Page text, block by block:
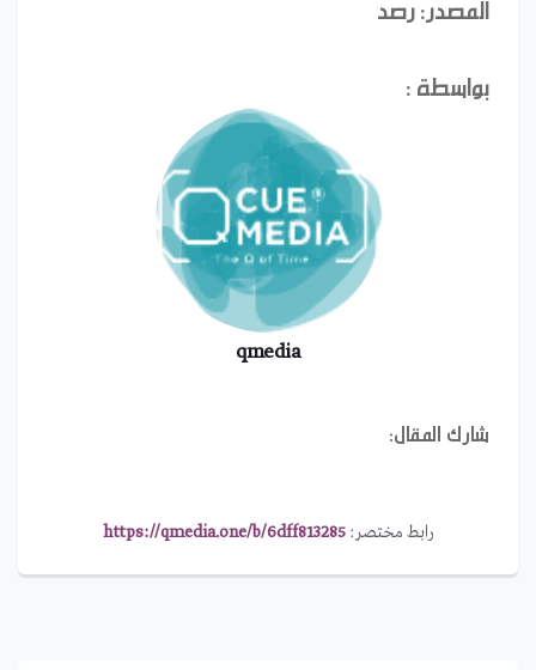
بواسطة :
qmedia
شارك المقال:
رابط مختصر:https://qmedia.one/b/6dff813285